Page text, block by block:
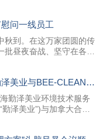
工前往浙江开展了“仙居
开心的笑容定格在了浙
问一线员工
秋到。在这万家团圆的传
批昼夜奋战、坚守在各自
们。为此，勤泽美业总
心中，让他们感受到公司
加拿大总理见证勤泽美业与BEE-CLEAN战略合作签约仪式
勤泽美业环境技术服务
泽美业”)与加拿大合作
合资公司签约仪式在上